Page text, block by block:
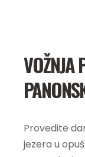
VOŽNJA
Provedite
jezera u